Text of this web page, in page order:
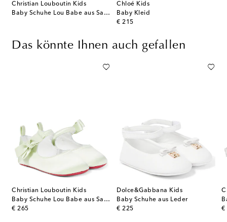
Christian Louboutin Kids
Baby Schuhe Lou Babe aus Satin
Chloé Kids
Baby Kleid
€ 215
original price
Das könnte Ihnen auch gefallen
Christian Louboutin Kids
Baby Schuhe Lou Babe aus Satin
€ 265
original price
Dolce&Gabbana Kids
Baby Schuhe aus Leder
€ 225
original price €